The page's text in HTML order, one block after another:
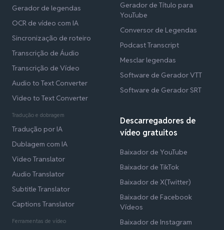
Gerador de legendas
OCR de vídeo com IA
Sincronização de roteiro
Transcrição de Áudio
Transcrição de Vídeo
Audio to Text Converter
Video to Text Converter
Tradução e dobragem
Tradução por IA
Dublagem com IA
Video Translator
Audio Translator
Subtitle Translator
Captions Translator
Ferramentas de vídeo
Gerador de Título para
YouTube
Conversor de Legendas
Podcast Transcript
Mesclar legendas
Software de Gerador VTT
Software de Gerador SRT
Descarregadores de
vídeo gratuitos
Baixador de YouTube
Baixador de TikTok
Baixador de X(Twitter)
Baixador de Facebook
Vídeos
Baixador de Instagram